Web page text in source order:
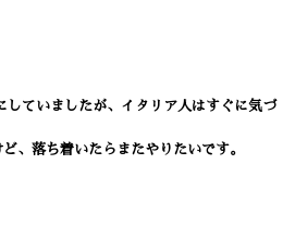
していましたが、イタリア人はすぐに気づ
、落ち着いたらまたやりたいです。